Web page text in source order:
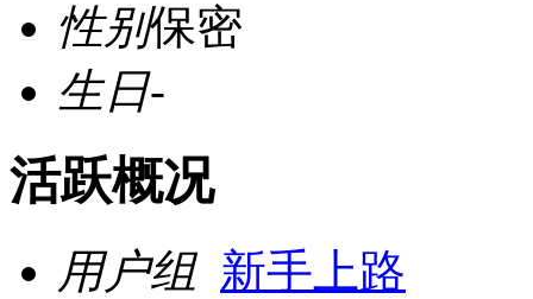
性别保密
生日-
活跃概况
用户组 新手上路